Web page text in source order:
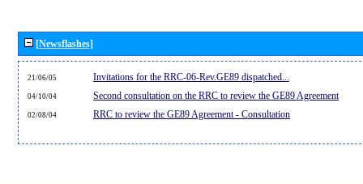
[Newsflashes]
21/06/05 Invitations for the RRC-06-Rev.GE89 dispatched...
04/10/04 Second consultation on the RRC to review the GE89 Agreement
02/08/04 RRC to review the GE89 Agreement - Consultation